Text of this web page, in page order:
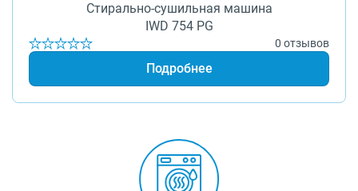
Стирально-сушильная машина
IWD 754 PG
0 отзывов
Подробнее